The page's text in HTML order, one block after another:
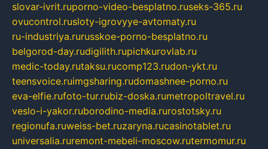
slovar-ivrit.ruporno-video-besplatno.ruseks-365.ru
ovucontrol.rusloty-igrovyye-avtomaty.ru
ru-industriya.rurusskoe-porno-besplatno.ru
belgorod-day.rudigilith.rupichkurovlab.ru
medic-today.rutaksu.rucomp123.rudon-ykt.ru
teensvoice.ruimgsharing.rudomashnee-porno.ru
eva-elfie.rufoto-tur.rubiz-doska.rumetropoltravel.ru
veslo-i-yakor.ruborodino-media.rurostotsky.ru
regionufa.ruweiss-bet.ruzaryna.rucasinotablet.ru
universalia.ruremont-mebeli-moscow.rutermomur.ru